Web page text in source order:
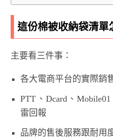
這份棉被收納袋清單
主要看三件事：
各大電商平台的實際銷
PTT、Dcard、
雷回報
品牌的售後服務跟耐用